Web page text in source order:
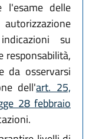
l'esame delle
su
responsabilità,
da osservarsi
dell'art. 25,
28 febbraio